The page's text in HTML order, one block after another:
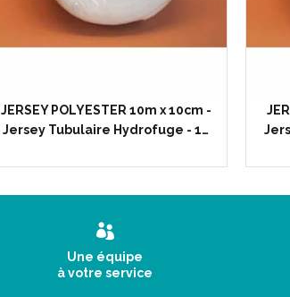
JERSEY POLYESTER 10m x 10cm -
Jersey Tubulaire Hydrofuge - 1…
Une équipe
à votre service